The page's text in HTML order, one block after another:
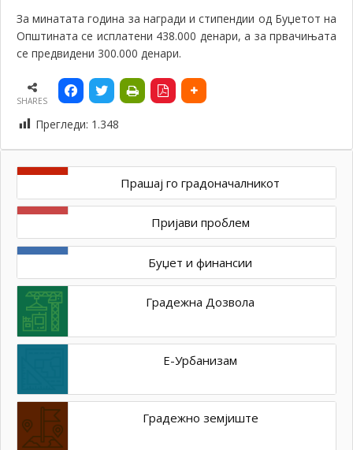
За минатата година за награди и стипендии од Буџетот на
Општината се исплатени 438.000 денари, а за првачињата
се предвидени 300.000 денари.
SHARES
Прегледи: 1.348
Прашај го градоначалникот
Пријави проблем
Буџет и финансии
Градежна Дозвола
Е-Урбанизам
Градежно земјиште